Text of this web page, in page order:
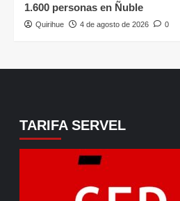
1.600 personas en Ñuble
Quirihue 4 de agosto de 2026 0
TARIFA SERVEL